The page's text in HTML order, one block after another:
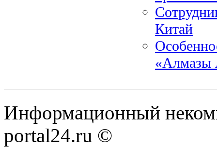
Китай
«Алмазы
Информационный
portal24.ru ©